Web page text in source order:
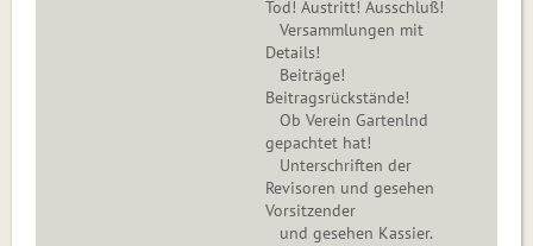
Tod! Austritt! Ausschluß!
Versammlungen mit
Details!
Beiträge!
Beitragsrückstände!
Ob Verein Gartenlnd
gepachtet hat!
Unterschriften der
Revisoren und gesehen
Vorsitzender
und gesehen Kassier.